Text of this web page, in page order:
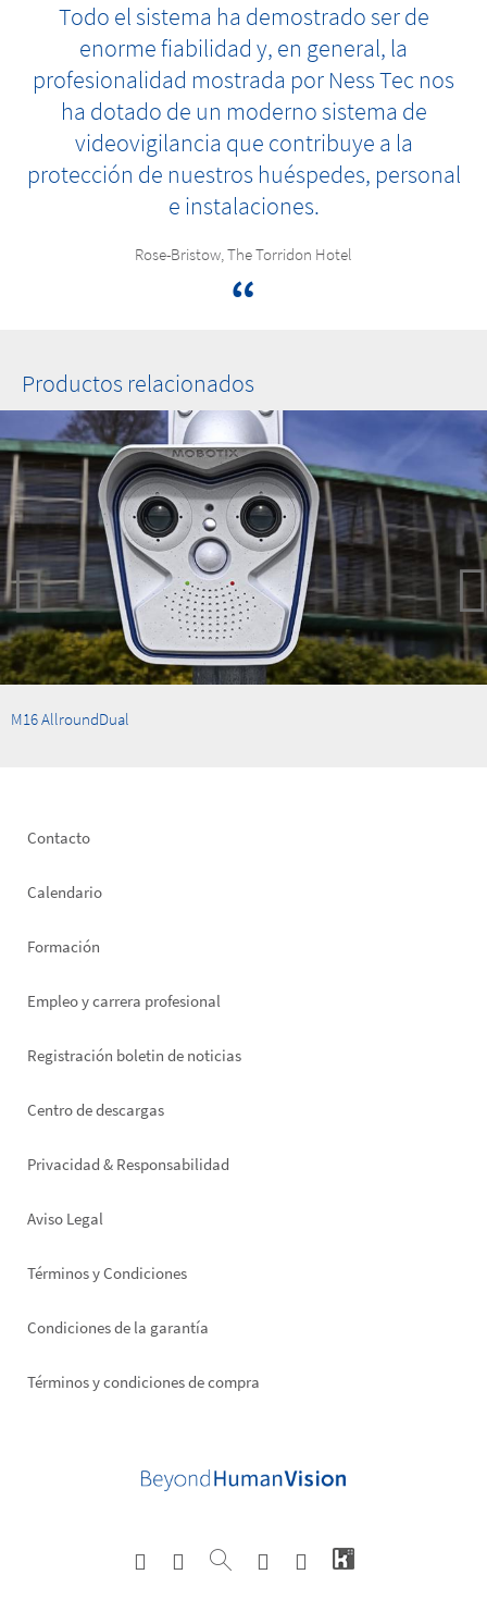
Todo el sistema ha demostrado ser de
enorme fiabilidad y, en general, la
profesionalidad mostrada por Ness Tec nos
ha dotado de un moderno sistema de
videovigilancia que contribuye a la
protección de nuestros huéspedes, personal
e instalaciones.
Rose-Bristow, The Torridon Hotel
Productos relacionados
M16 AllroundDual
Footer
Contacto
Calendario
Formación
Empleo y carrera profesional
Registración boletin de noticias
Footer
Centro de descargas
Privacidad & Responsabilidad
Aviso Legal
Términos y Condiciones
Condiciones de la garantía
Términos y condiciones de compra